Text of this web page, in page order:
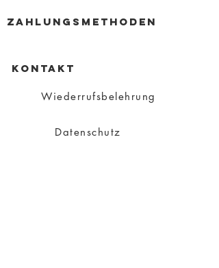
zahlungsmethoden
KONTAKT
Wiederrufsbelehrung
Datenschutz